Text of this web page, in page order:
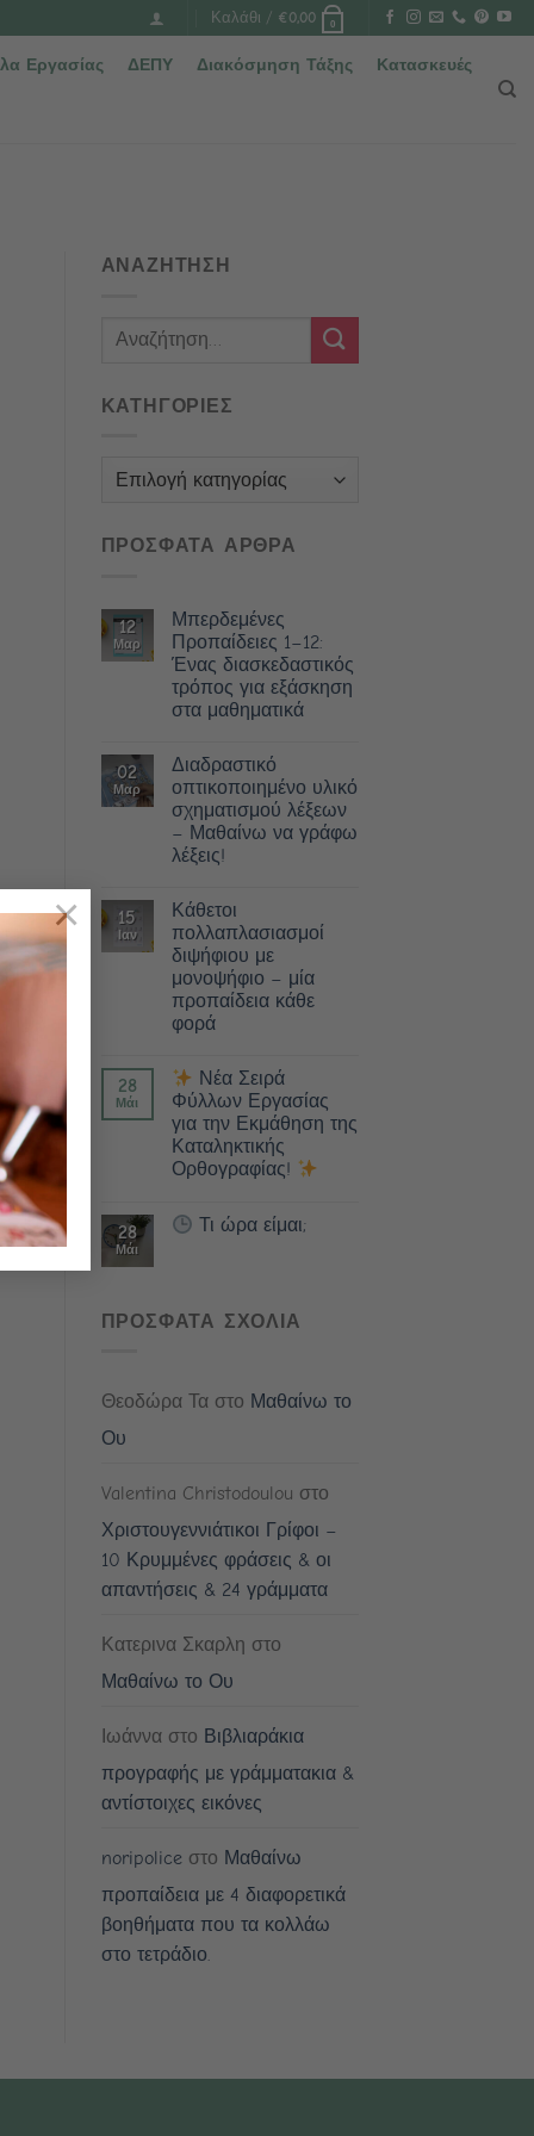
×
Καλάθι / €0,00 0
Εργασίας ΔΕΠΥ Διακόσμηση Τάξης Κατασκευές
ΑΝΑΖΗΤΗΣΗ
ΚΑΤΗΓΟΡΙΕΣ
Κατηγορίες
ΠΡΟΣΦΑΤΑ ΑΡΘΡΑ
12
Μαρ
Μπερδεμένες
Προπαίδειες 1–12:
Ένας διασκεδαστικός
τρόπος για εξάσκηση
στα μαθηματικά
02
Μαρ
Διαδραστικό
οπτικοποιημένο υλικό
σχηματισμού λέξεων
– Μαθαίνω να γράφω
λέξεις!
15
Ιαν
Κάθετοι
πολλαπλασιασμοί
διψήφιου με
μονοψήφιο – μία
προπαίδεια κάθε
φορά
28
Μάι
Νέα Σειρά
Φύλλων Εργασίας
για την Εκμάθηση της
Καταληκτικής
Ορθογραφίας!
28
Μάι
Τι ώρα είμαι;
ΠΡΟΣΦΑΤΑ ΣΧΟΛΙΑ
Θεοδώρα Ταστο Μαθαίνω το
Ου
Valentina Christodoulou στο
Χριστουγεννιάτικοι Γρίφοι –
10 Κρυμμένες φράσεις & οι
απαντήσεις & 24 γράμματα
Κατερινα Σκαρλη στο
Μαθαίνω το Ου
Ιωάνναστο Βιβλιαράκια
προγραφής με γράμματακια &
αντίστοιχες εικόνες
noripoliceστο Μαθαίνω
προπαίδεια με 4 διαφορετικά
βοηθήματα που τα κολλάω
στο τετράδιο.